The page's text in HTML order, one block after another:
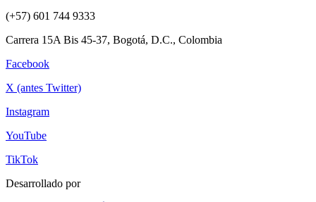
(+57) 601 744 9333
Carrera 15A Bis 45-37, Bogotá, D.C., Colombia
Facebook
X (antes Twitter)
Instagram
YouTube
TikTok
Desarrollado por